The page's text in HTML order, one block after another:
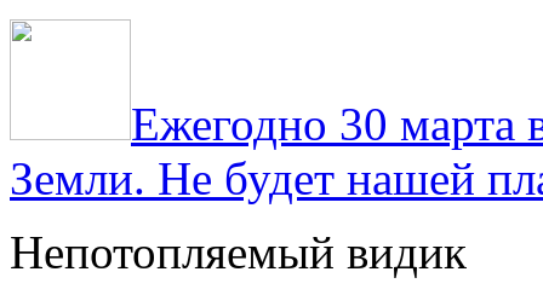
Ежегодно 30 марта
Земли. Не будет нашей
Непотопляемый видик